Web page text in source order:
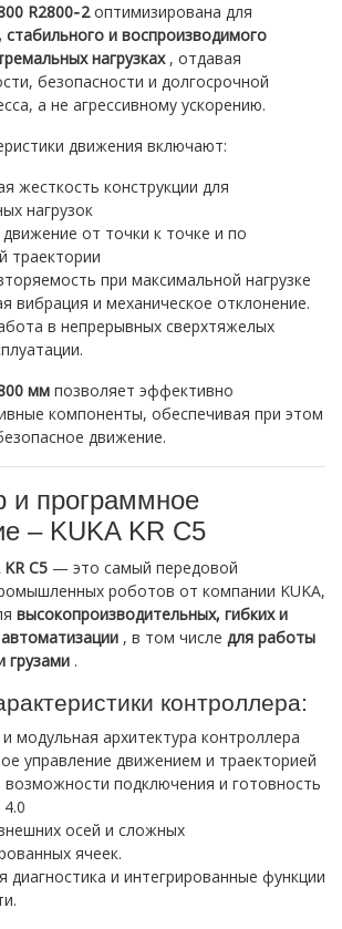
R2800‑2оптимизирована для
и воспроизводимого
нагрузках, отдавая
безопасности и долгосрочной
а не агрессивному ускорению.
движения включают:
жесткость конструкции для
нагрузок
от точки к точке и по
траектории
при максимальной нагрузке
вибрация и механическое отклонение.
в непрерывных сверхтяжелых
мм позволяет эффективно
компоненты, обеспечивая при этом
движение.
и программное
– KUKA KR C5
C5 — это самый передовой
роботов от компании KUKA,
высокопроизводительных, гибких и
, в том числе для работы
грузами .
контроллера:
модульная архитектура контроллера
управление движением и траекторией
подключения и готовность
осей и сложных
ячеек.
диагностика и интегрированные функции